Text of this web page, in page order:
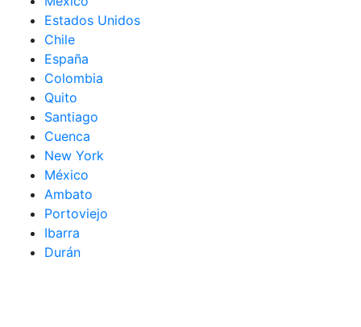
Estados Unidos
Chile
España
Colombia
Quito
Santiago
Cuenca
New York
México
Ambato
Portoviejo
Ibarra
Durán